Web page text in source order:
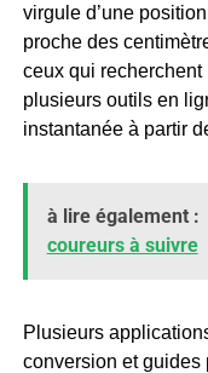
virgule d’une
proche des
ceux qui
plusieurs outils en
instantanée à partir
à lire également :
coureurs à suivre
Plusieurs
conversion et guides